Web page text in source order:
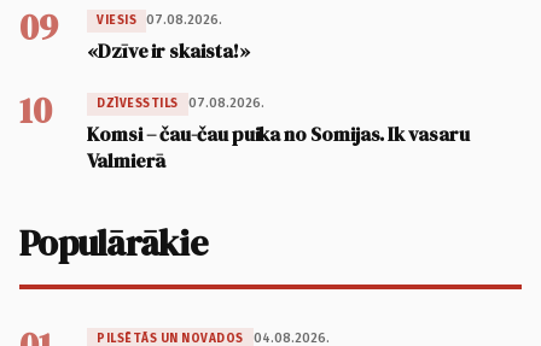
09 VIESIS 07.08.2026.
«Dzīve ir skaista!»
10 DZĪVESSTILS 07.08.2026.
Komsi – čau-čau puika no Somijas. Ik vasaru
Valmierā
Populārākie
PILSĒTĀS UN NOVADOS 04.08.2026.